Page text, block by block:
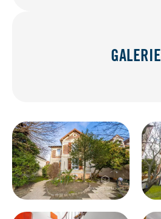
GALERIE